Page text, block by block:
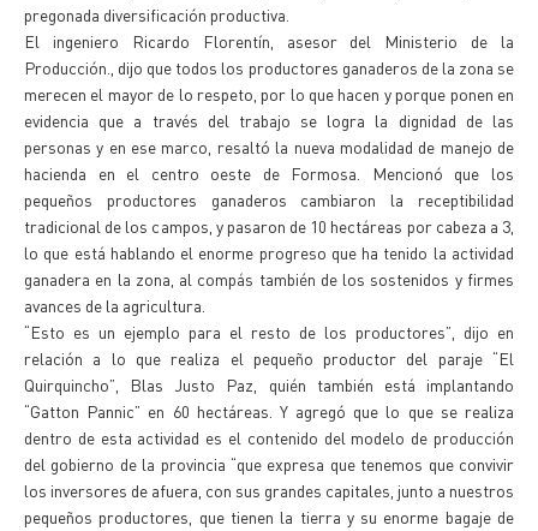
pregonada diversificación productiva.
El ingeniero Ricardo Florentín, asesor del Ministerio de la
Producción., dijo que todos los productores ganaderos de la zona se
merecen el mayor de lo respeto, por lo que hacen y porque ponen en
evidencia que a través del trabajo se logra la dignidad de las
personas y en ese marco, resaltó la nueva modalidad de manejo de
hacienda en el centro oeste de Formosa. Mencionó que los
pequeños productores ganaderos cambiaron la receptibilidad
tradicional de los campos, y pasaron de 10 hectáreas por cabeza a 3,
lo que está hablando el enorme progreso que ha tenido la actividad
ganadera en la zona, al compás también de los sostenidos y firmes
avances de la agricultura.
“Esto es un ejemplo para el resto de los productores”, dijo en
relación a lo que realiza el pequeño productor del paraje “El
Quirquincho”, Blas Justo Paz, quién también está implantando
“Gatton Pannic” en 60 hectáreas. Y agregó que lo que se realiza
dentro de esta actividad es el contenido del modelo de producción
del gobierno de la provincia “que expresa que tenemos que convivir
los inversores de afuera, con sus grandes capitales, junto a nuestros
pequeños productores, que tienen la tierra y su enorme bagaje de